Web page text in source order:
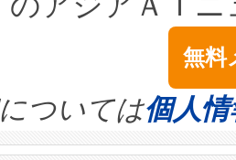
れば、6,000万
効率性は、フェ
ータセンターが
provides a
for AI
ensure battery
ーザーを搭載。
を実現すること
モードでは、
出でき、これ
無料
ついては個人